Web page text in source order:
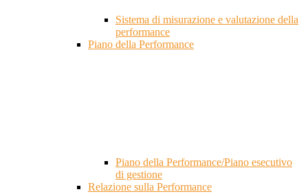
Sistema di misurazione e valutazione della
performance
Piano della Performance
Piano della Performance/Piano esecutivo
di gestione
Relazione sulla Performance